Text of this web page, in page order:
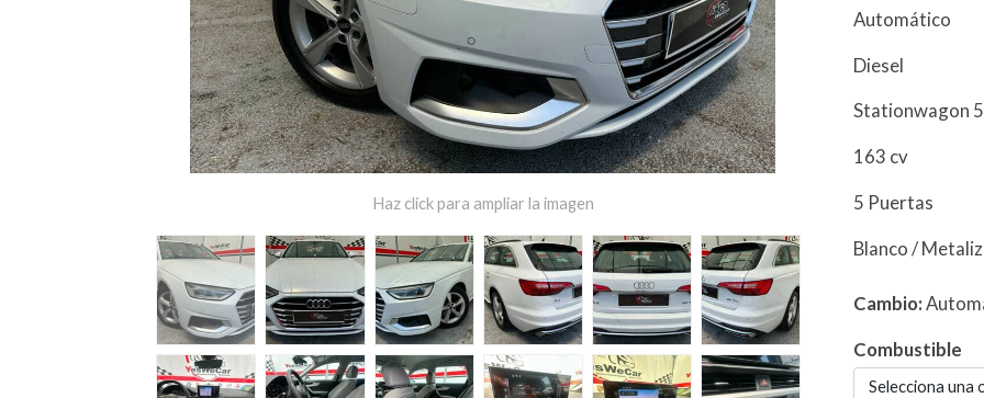
Haz click para ampliar la imagen
Automático
Diesel
Stationwagon
163 cv
5 Puertas
Blanco /
Cambio:
Combustible
Selecciona una